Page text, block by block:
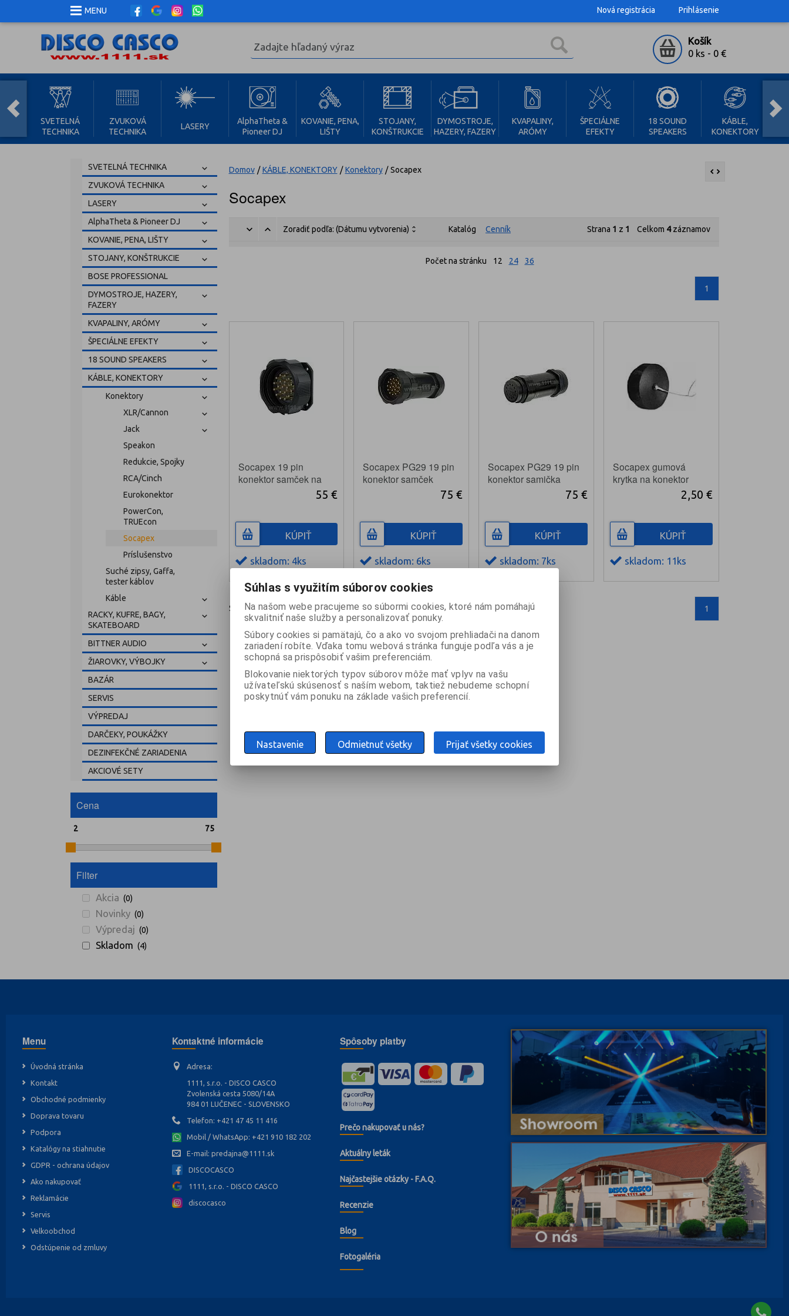
MENU Nová registrácia Prihlásenie
Košík
0 ks - 0 €
SVETELNÁ
TECHNIKA
ZVUKOVÁ
TECHNIKA
LASERY
AlphaTheta &
Pioneer DJ
KOVANIE, PENA,
LIŠTY
STOJANY,
KONŠTRUKCIE
DYMOSTROJE,
HAZERY, FAZERY
KVAPALINY,
ARÓMY
ŠPECIÁLNE
EFEKTY
18 SOUND
SPEAKERS
KÁBLE,
KONEKTORY
SVETELNÁ TECHNIKA
ZVUKOVÁ TECHNIKA
LASERY
AlphaTheta & Pioneer DJ
KOVANIE, PENA, LIŠTY
STOJANY, KONŠTRUKCIE
BOSE PROFESSIONAL
DYMOSTROJE, HAZERY,
FAZERY
KVAPALINY, ARÓMY
ŠPECIÁLNE EFEKTY
18 SOUND SPEAKERS
KÁBLE, KONEKTORY
Konektory
XLR/Cannon
Jack
Speakon
Redukcie, Spojky
RCA/Cinch
Eurokonektor
PowerCon,
TRUEcon
Socapex
Príslušenstvo
Suché zipsy, Gaffa,
tester káblov
Káble
RACKY, KUFRE, BAGY,
SKATEBOARD
BITTNER AUDIO
ŽIAROVKY, VÝBOJKY
BAZÁR
SERVIS
VÝPREDAJ
DARČEKY, POUKÁŽKY
DEZINFEKČNÉ ZARIADENIA
AKCIOVÉ SETY
Cena
Filter
Akcia (0)
Novinky (0)
Výpredaj (0)
Skladom (4)
Domov / KÁBLE, KONEKTORY / Konektory / Socapex
Socapex
Zoradiť podľa: (Dátumu vytvorenia) Katalóg Cenník Strana 1 z 1 Celkom 4záznamov
Počet na stránku 12 24 36
1
Socapex 19 pin
konektor samček na
55 €
KÚPIŤ
skladom: 4ks
Socapex PG29 19 pin
konektor samček
75 €
KÚPIŤ
skladom: 6ks
Socapex PG29 19 pin
konektor samička
75 €
KÚPIŤ
skladom: 7ks
Socapex gumová
krytka na konektor
2,50 €
KÚPIŤ
skladom: 11ks
Strana1z1Celkom4 záznamov 1
Menu
Úvodná stránka
Kontakt
Obchodné podmienky
Doprava tovaru
Podpora
Katalógy na stiahnutie
GDPR - ochrana údajov
Ako nakupovať
Reklamácie
Servis
Velkoobchod
Odstúpenie od zmluvy
Kontaktné informácie
Adresa:
1111, s.r.o. - DISCO CASCO
Zvolenská cesta 5080/14A
984 01 LUČENEC - SLOVENSKO
Telefon: +421 47 45 11 416
Mobil / WhatsApp: +421 910 182 202
E-mail:predajna@1111.sk
DISCOCASCO
1111, s.r.o. - DISCO CASCO
discocasco
Spôsoby platby
Prečo nakupovať u nás?
Aktuálny leták
Najčastejšie otázky - F.A.Q.
Recenzie
Blog
Fotogaléria
Súhlas s využitím súborov cookies
Na našom webe pracujeme so súbormi cookies, ktoré nám pomáhajú
skvalitniť naše služby a personalizovať ponuky.
Súbory cookies si pamätajú, čo a ako vo svojom prehliadači na danom
zariadení robíte. Vďaka tomu webová stránka funguje podľa vás a je
schopná sa prispôsobiť vašim preferenciám.
Blokovanie niektorých typov súborov môže mať vplyv na vašu
užívateľskú skúsenosť s naším webom, taktiež nebudeme schopní
poskytnúť vám ponuku na základe vašich preferencií.
Nastavenie Odmietnuť všetky Prijať všetky cookies